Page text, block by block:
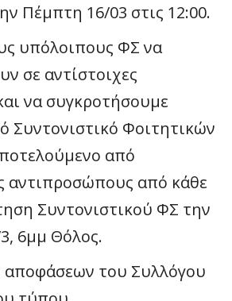
Πέμπτη 16/03 στις 12:00.
υπόλοιπους ΦΣ να
σε αντίστοιχες
να συγκροτήσουμε
Συντονιστικό Φοιτητικών
από
αντιπροσώπους από κάθε
Συντονιστικού ΦΣ την
6μμ Θόλος.
του Συλλόγου